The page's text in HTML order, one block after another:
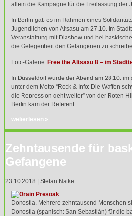
allem die Kampagne für die Freilassung der
In Berlin gab es im Rahmen eines
Jugendlichen von Altsasu am 27.10. im
Veranstaltung mit Diashow und bei
die Gelegenheit den Gefangenen zu
Foto-Galerie: Free the Altsasu 8 – im
In Düsseldorf wurde der Abend am 28.10.
unter dem Motto “Rock & Info: Die Waffen
die Repression geht weiter” von der Roten
Berlin kam der Referent …
weiterlesen »
Zehntausende für
Gefangene
23.10.2018 | Stefan Natke
Donostia. Mehrere zehntausend Menschen
Donostia (spanisch: San Sebastián) für die